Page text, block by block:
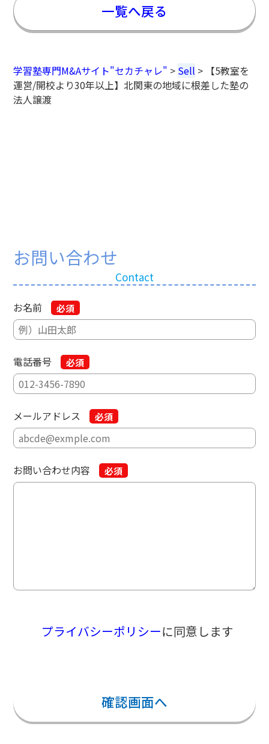
一覧へ戻る
学習塾専門M&Aサイト"セカチャレ" > Sell > 【5教室を
運営/開校より30年以上】北関東の地域に根差した塾の
法人譲渡
お問い合わせ
Contact
お名前 必須
電話番号 必須
メールアドレス 必須
お問い合わせ内容 必須
プライバシーポリシーに同意します
確認画面へ